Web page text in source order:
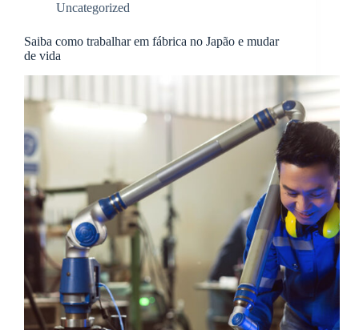
Uncategorized
Saiba como trabalhar em fábrica no Japão e mudar
de vida